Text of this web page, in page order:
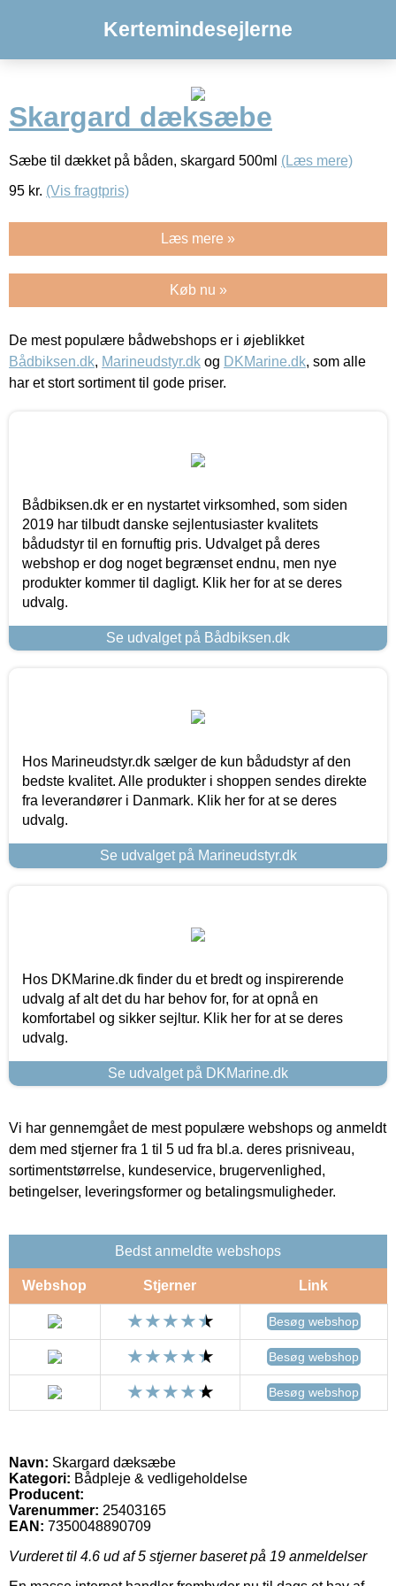
Kertemindesejlerne
Skargard dæksæbe
Sæbe til dækket på båden, skargard 500ml (Læs mere)
95 kr. (Vis fragtpris)
Læs mere »
Køb nu »
De mest populære bådwebshops er i øjeblikket
Bådbiksen.dk, Marineudstyr.dk og DKMarine.dk, som alle
har et stort sortiment til gode priser.
Bådbiksen.dk er en nystartet virksomhed, som siden
2019 har tilbudt danske sejlentusiaster kvalitets
bådudstyr til en fornuftig pris. Udvalget på deres
webshop er dog noget begrænset endnu, men nye
produkter kommer til dagligt. Klik her for at se deres
udvalg.
Se udvalget på Bådbiksen.dk
Hos Marineudstyr.dk sælger de kun bådudstyr af den
bedste kvalitet. Alle produkter i shoppen sendes direkte
fra leverandører i Danmark. Klik her for at se deres
udvalg.
Se udvalget på Marineudstyr.dk
Hos DKMarine.dk finder du et bredt og inspirerende
udvalg af alt det du har behov for, for at opnå en
komfortabel og sikker sejltur. Klik her for at se deres
udvalg.
Se udvalget på DKMarine.dk
Vi har gennemgået de mest populære webshops og anmeldt
dem med stjerner fra 1 til 5 ud fra bl.a. deres prisniveau,
sortimentstørrelse, kundeservice, brugervenlighed,
betingelser, leveringsformer og betalingsmuligheder.
Bedst anmeldte webshops
Webshop Stjerner Link
Besøg webshop
Besøg webshop
Besøg webshop
Navn: Skargard dæksæbe
Kategori: Bådpleje & vedligeholdelse
Producent:
Varenummer: 25403165
EAN: 7350048890709
Vurderet til 4.6 ud af 5 stjerner baseret på 19 anmeldelser